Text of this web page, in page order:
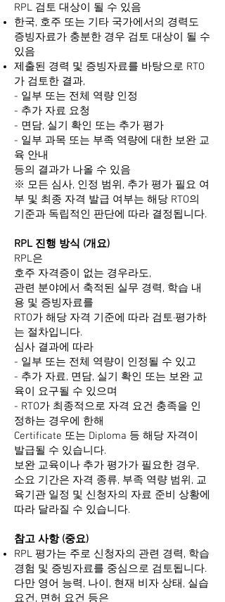
RPL 검토 대상이 될 수 있음
한국, 호주 또는 기타 국가에서의 경력도
증빙자료가 충분한 경우 검토 대상이 될 수
있음
제출된 경력 및 증빙자료를 바탕으로 RTO
가 검토한 결과,
- 일부 또는 전체 역량 인정
- 추가 자료 요청
- 면담, 실기 확인 또는 추가 평가
- 일부 과목 또는 부족 역량에 대한 보완 교
육 안내
등의 결과가 나올 수 있음
※ 모든 심사, 인정 범위, 추가 평가 필요 여
부 및 최종 자격 발급 여부는 해당 RTO의
기준과 독립적인 판단에 따라 결정됩니다.
RPL 진행 방식 (개요)
RPL은
호주 자격증이 없는 경우라도,
관련 분야에서 축적된 실무 경력, 학습 내
용 및 증빙자료를
RTO가 해당 자격 기준에 따라 검토·평가하
는 절차입니다.
심사 결과에 따라
- 일부 또는 전체 역량이 인정될 수 있고
- 추가 자료, 면담, 실기 확인 또는 보완 교
육이 요구될 수 있으며
- RTO가 최종적으로 자격 요건 충족을 인
정하는 경우에 한해
Certificate 또는 Diploma 등 해당 자격이
발급될 수 있습니다.
보완 교육이나 추가 평가가 필요한 경우,
소요 기간은 자격 종류, 부족 역량 범위, 교
육기관 일정 및 신청자의 자료 준비 상황에
따라 달라질 수 있습니다.
참고 사항 (중요)
RPL 평가는 주로 신청자의 관련 경력, 학습
경험 및 증빙자료를 중심으로 검토됩니다.
다만 영어 능력, 나이, 현재 비자 상태, 실습
요건, 면허 요건 등은